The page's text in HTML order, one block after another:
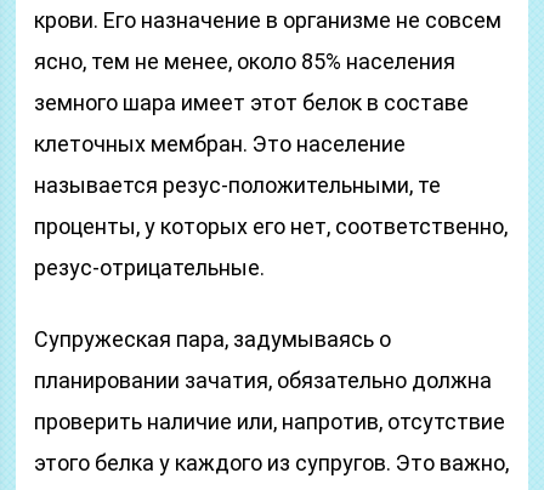
крови. Его назначение в организме не совсем
ясно, тем не менее, около 85% населения
земного шара имеет этот белок в составе
клеточных мембран. Это население
называется резус-положительными, те
проценты, у которых его нет, соответственно,
резус-отрицательные.
Супружеская пара, задумываясь о
планировании зачатия, обязательно должна
проверить наличие или, напротив, отсутствие
этого белка у каждого из супругов. Это важно,